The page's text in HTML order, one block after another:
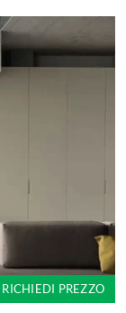
RICHIEDI PREZZO